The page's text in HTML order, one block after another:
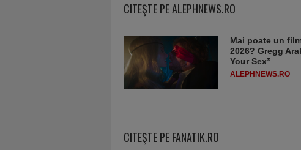
CITEŞTE PE ALEPHNEWS.RO
Mai poate un
2026? Gregg
Your Sex”
ALEPHNEWS.RO
CITEŞTE PE FANATIK.RO